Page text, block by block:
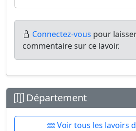
Connectez-vous pour
commentaire sur ce lavoir.
Département
Voir tous les lavoirs